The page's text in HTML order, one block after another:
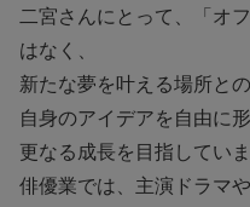
二宮さんにとって、「オ
はなく、
新たな夢を叶える場所との
自身のアイデアを自由に
更なる成長を目指していま
俳優業では、主演ドラマ